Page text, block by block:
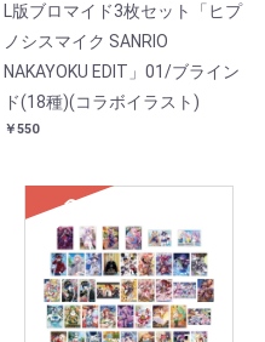
L版ブロマイド3枚セット「ヒプ
ノシスマイク SANRIO
NAKAYOKU EDIT」01/ブライン
ド(18種)(コラボイラスト)
￥550
SOLD